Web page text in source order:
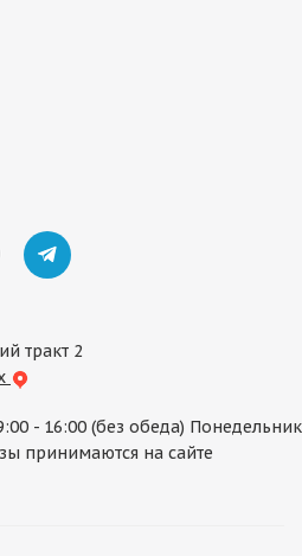
тракт 2
- 16:00 (без обеда) Понедельник
принимаются на сайте